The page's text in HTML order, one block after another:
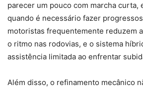
parecer um pouco com marcha curta,
quando é necessário fazer
motoristas frequentemente reduzem
o ritmo nas rodovias, e o sistema
assistência limitada ao enfrentar
Além disso, o refinamento mecânico